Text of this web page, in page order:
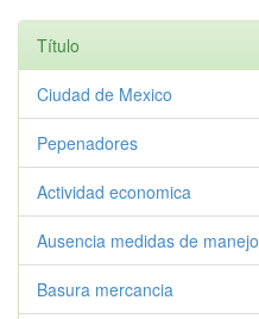
Título
Ciudad de Mexico
Pepenadores
Actividad economica
Ausencia medidas de manejo
Basura mercancia